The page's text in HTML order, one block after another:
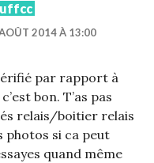
2014 À 13:00
par rapport à
bon. T’as pas
relais/boitier relais
photos si ca peut
quand même